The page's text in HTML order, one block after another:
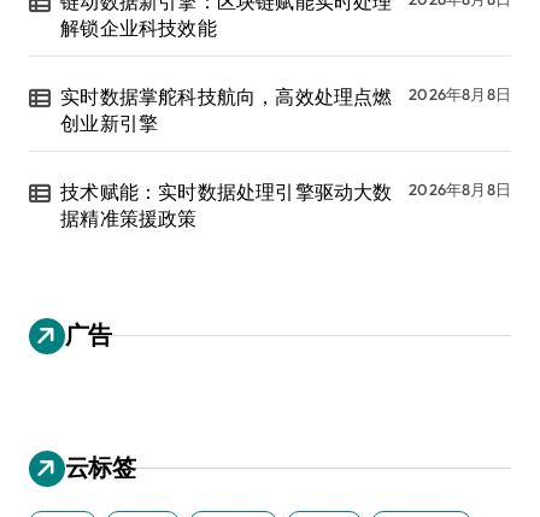
解锁企业科技效能
实时数据掌舵科技航向，高效处理点燃
创业新引擎
2026年8月8日
技术赋能：实时数据处理引擎驱动大数
据精准策援政策
2026年8月8日
广告
云标签